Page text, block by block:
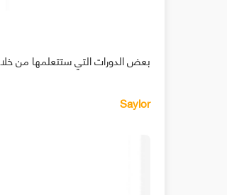
بعض الدورات التي ستتعلمها من
Saylor